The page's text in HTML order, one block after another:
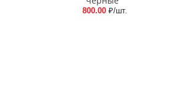
800.00 ₽/шт.